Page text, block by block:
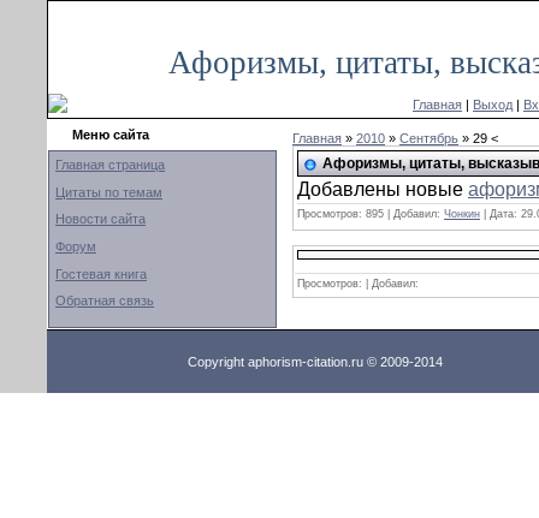
Афоризмы, цитаты,
Главная | Выход |
Меню сайта
Главная страница
Цитаты по темам
Новости сайта
Форум
Гостевая книга
Обратная связь
Главная » 2010 » Сентябрь » 29 <
Афоризмы, цитаты,
Добавлены новые
Просмотров: 895 Добавил: Чонкин Дата:
Просмотров: | Добавил:
Copyright aphorism-citation.ru © 2009-2014